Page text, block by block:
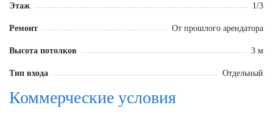
Этаж 1/3
Ремонт От прошлого арендатора
Высота потолков 3 м
Тип входа Отдельный
Коммерческие условия